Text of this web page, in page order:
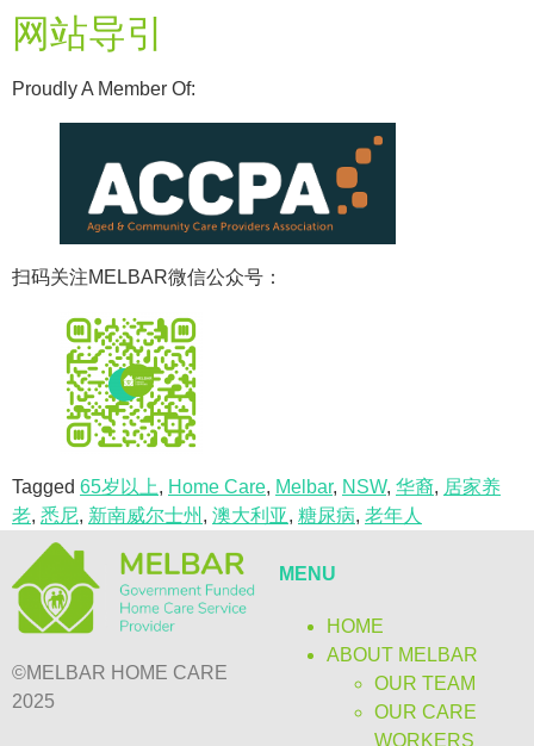
网站导引
Proudly A Member Of:
扫码关注MELBAR微信公众号：
Tagged 65岁以上, Home Care, Melbar, NSW, 华裔, 居家养
老, 悉尼, 新南威尔士州 , 澳大利亚, 糖尿病, 老年人
©MELBAR HOME CARE
2025
MENU
HOME
ABOUT MELBAR
OUR TEAM
OUR CARE
WORKERS